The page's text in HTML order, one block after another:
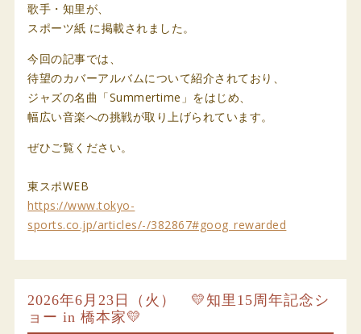
歌手・知里が、
スポーツ紙 に掲載されました。
今回の記事では、
待望のカバーアルバムについて紹介されており、
ジャズの名曲「Summertime」をはじめ、
幅広い音楽への挑戦が取り上げられています。
ぜひご覧ください。
東スポWEB
https://www.tokyo-
sports.co.jp/articles/-/382867#goog_rewarded
2026年6月23日（火） 💛知里15周年記念シ
ョー in 橋本家💛